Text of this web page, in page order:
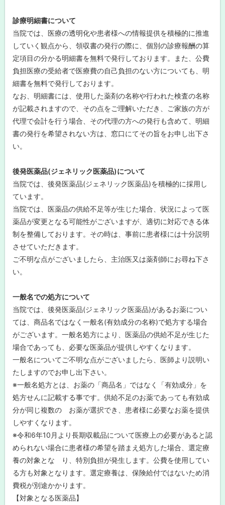
診療明細書について
当院では、医療の透明化や患者様への情報提供を積極的に推進
していく観点から、領収書の発行の際に、個別の診療報酬の算
定項目の分かる明細書を無料で発行しております。また、公費
負担医療の受給者で医療費の自己負担のない方についても、明
細書を無料で発行しております。
なお、明細書には、使用した薬剤の名称や行われた検査の名称
が記載されますので、その点をご理解いただき、ご家族の方が
代理で会計を行う場合、その代理の方への発行も含めて、明細
書の発行を希望されない方は、窓口にてその旨をお申し出下さ
い。
後発医薬品(ジェネリック医薬品)について
当院では、後発医薬品(ジェネリック医薬品)を積極的に採用し
ています。
当院では、医薬品の供給不足等が生じた場合、状況によって医
薬品が変更となる可能性がございますが、適切に対応できる体
制を整備しております。その時は、事前に患者様には十分説明
させていただきます。
ご不明な点がございましたら、主治医又は薬剤師にお尋ね下さ
い。
一般名での処方について
当院では、後発医薬品(ジェネリック医薬品)があるお薬につい
ては、商品名ではなく一般名(有効成分の名称)で処方する場合
がございます。一般名処方により、医薬品の供給不足が生じた
場合であっても、必要な医薬品が提供しやすくなります。
一般名についてご不明な点がございましたら、医師より説明い
たしますのでお申し出下さい。
※一般名処方とは、お薬の「商品名」ではなく「有効成分」を
処方せんに記載する事です。供給不足のお薬であっても有効成
分が同じ複数の お薬が選択でき、患者様に必要なお薬を提供
しやすくなります。
※令和6年10月より長期収載品について医療上の必要があると認
められない場合に患者様の希望を踏まえ処方した場合、選定療
養の対象とな り、特別負担が発生します。公費を使用してい
る方も対象となります。選定療養は、保険給付ではないため消
費税が別途かかります。
【対象となる医薬品】